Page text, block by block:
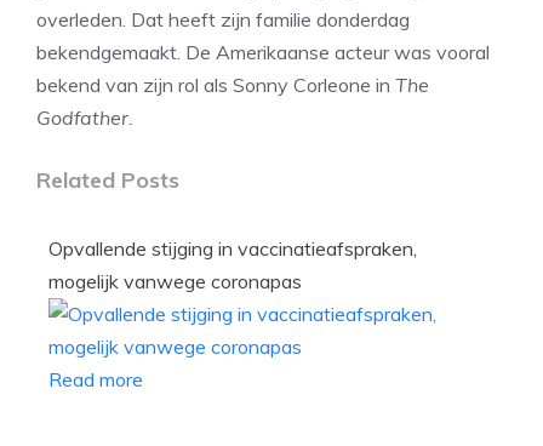
overleden. Dat heeft zijn familie donderdag
bekendgemaakt. De Amerikaanse acteur was vooral
bekend van zijn rol als Sonny Corleone in The
Godfather.
Related Posts
Opvallende stijging in vaccinatieafspraken,
mogelijk vanwege coronapas
Read more